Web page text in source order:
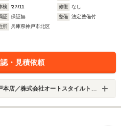
検
'27/11 修復
なし
証
保証無 整備
法定整備付
所
兵庫県神戸市北区
・見積依頼
株式会社オートスタイルトレーディング